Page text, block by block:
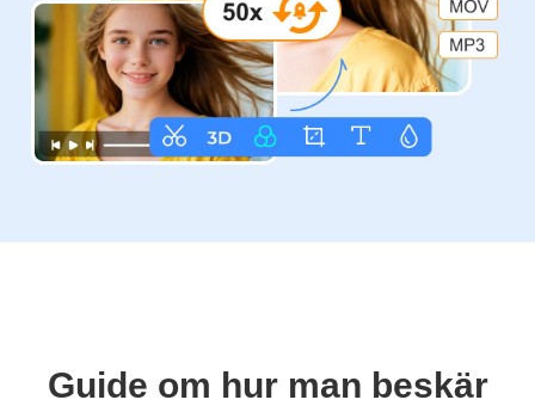
Guide om hur man beskär